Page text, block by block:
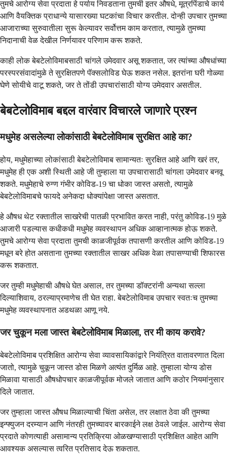
तुमचे आरोग्य सेवा प्रदाता हे पर्याय निवडताना तुमची इतर औषधे, मूत्रपिंडाचे कार्य
आणि वैयक्तिक प्राधान्ये यासारख्या घटकांचा विचार करतील. दोन्ही उपचार तुमच्या
आजाराच्या सुरुवातीला सुरू केल्यावर सर्वोत्तम काम करतात, त्यामुळे तुमच्या
निदानाची वेळ देखील निर्णयावर परिणाम करू शकते.
काही लोक बेबटेलोविमाबसाठी चांगले उमेदवार असू शकतात, जर त्यांच्या औषधांच्या
परस्परसंवादांमुळे ते सुरक्षितपणे पॅक्सलोविड घेऊ शकत नसेल. इतरांना घरी गोळ्या
घेणे सोयीचे वाटू शकते, जर ते तोंडी उपचारांसाठी योग्य उमेदवार असतील.
बेबटेलोविमाब बद्दल वारंवार विचारले जाणारे प्रश्न
मधुमेह असलेल्या लोकांसाठी बेबटेलोविमाब सुरक्षित आहे का?
होय, मधुमेहाच्या लोकांसाठी बेबटेलोविमाब सामान्यतः सुरक्षित आहे आणि खरं तर,
मधुमेह ही एक अशी स्थिती आहे जी तुम्हाला या उपचारासाठी चांगला उमेदवार बनवू
शकते. मधुमेहाचे रुग्ण गंभीर कोविड-19 चा धोका जास्त असतो, त्यामुळे
बेबटेलोविमाबचे फायदे अनेकदा धोक्यांपेक्षा जास्त असतात.
हे औषध थेट रक्तातील साखरेची पातळी प्रभावित करत नाही, परंतु कोविड-19 मुळे
आजारी पडल्यास कधीकधी मधुमेह व्यवस्थापन अधिक आव्हानात्मक होऊ शकते.
तुमचे आरोग्य सेवा प्रदाता तुमची काळजीपूर्वक तपासणी करतील आणि कोविड-19
मधून बरे होत असताना तुमच्या रक्तातील साखर अधिक वेळा तपासण्याची शिफारस
करू शकतात.
जर तुम्ही मधुमेहाची औषधे घेत असाल, तर तुमच्या डॉक्टरांनी अन्यथा सल्ला
दिल्याशिवाय, ठरल्याप्रमाणेच ती घेत राहा. बेबटेलोविमाब उपचार स्वतःच तुमच्या
मधुमेह व्यवस्थापनात अडथळा आणू नये.
जर चुकून मला जास्त बेबटेलोविमाब मिळाला, तर मी काय करावे?
बेबटेलोविमाब प्रशिक्षित आरोग्य सेवा व्यावसायिकांद्वारे नियंत्रित वातावरणात दिला
जातो, त्यामुळे चुकून जास्त डोस मिळणे अत्यंत दुर्मिळ आहे. तुम्हाला योग्य डोस
मिळावा यासाठी औषधोपचार काळजीपूर्वक मोजले जातात आणि कठोर नियमांनुसार
दिले जातात.
जर तुम्हाला जास्त औषध मिळाल्याची चिंता असेल, तर लक्षात ठेवा की तुमच्या
इन्फ्युजन दरम्यान आणि नंतरही तुमच्यावर बारकाईने लक्ष ठेवले जाईल. आरोग्य सेवा
प्रदाते कोणत्याही असामान्य प्रतिक्रिया ओळखण्यासाठी प्रशिक्षित आहेत आणि
आवश्यक असल्यास त्वरित प्रतिसाद देऊ शकतात.